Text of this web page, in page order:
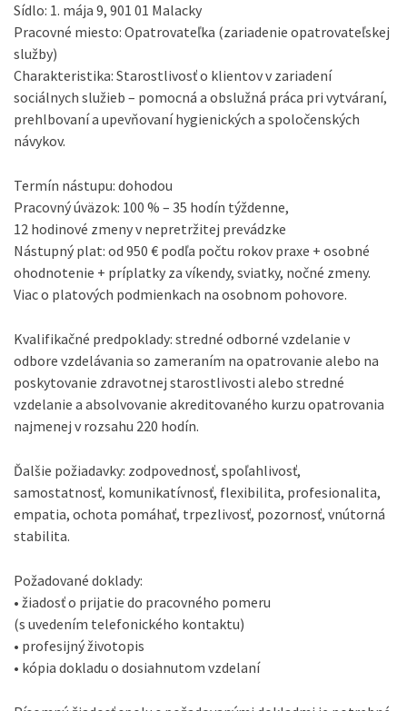
Sídlo: 1. mája 9, 901 01 Malacky
Pracovné miesto: Opatrovateľka (zariadenie opatrovateľskej
služby)
Charakteristika: Starostlivosť o klientov v zariadení
sociálnych služieb – pomocná a obslužná práca pri vytváraní,
prehlbovaní a upevňovaní hygienických a spoločenských
návykov.
Termín nástupu: dohodou
Pracovný úväzok: 100 % – 35 hodín týždenne,
12 hodinové zmeny v nepretržitej prevádzke
Nástupný plat: od 950 € podľa počtu rokov praxe + osobné
ohodnotenie + príplatky za víkendy, sviatky, nočné zmeny.
Viac o platových podmienkach na osobnom pohovore.
Kvalifikačné predpoklady: stredné odborné vzdelanie v
odbore vzdelávania so zameraním na opatrovanie alebo na
poskytovanie zdravotnej starostlivosti alebo stredné
vzdelanie a absolvovanie akreditovaného kurzu opatrovania
najmenej v rozsahu 220 hodín.
Ďalšie požiadavky: zodpovednosť, spoľahlivosť,
samostatnosť, komunikatívnosť, flexibilita, profesionalita,
empatia, ochota pomáhať, trpezlivosť, pozornosť, vnútorná
stabilita.
Požadované doklady:
• žiadosť o prijatie do pracovného pomeru
(s uvedením telefonického kontaktu)
• profesijný životopis
• kópia dokladu o dosiahnutom vzdelaní